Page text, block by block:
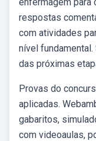
respostas
com atividades
nível fundamental.
das próximas
Provas do
aplicadas.
gabaritos,
com videoaulas,